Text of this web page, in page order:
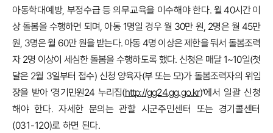
아동학대예방, 부정수급 등 의무교육을 이수해야 한다. 월 40시간 이
상 돌봄을 수행하면 되며, 아동 1명일 경우 월 30만 원, 2명은 월 45만
원, 3명은 월 60만 원을 받는다. 아동 4명 이상은 제한을 둬서 돌봄조력
자 2명 이상이 세심한 돌봄을 수행하도록 했다. 신청은 매달 1~10일(첫
달은 2월 3일부터 접수) 신청 양육자(부 또는 모)가 돌봄조력자의 위임
장을 받아 ‘경기민원24 누리집(http://gg24.gg.go.kr)’에서 일괄 신청
해야 한다. 자세한 문의는 관할 시군주민센터 또는 경기콜센터
(031-120)로 하면 된다.